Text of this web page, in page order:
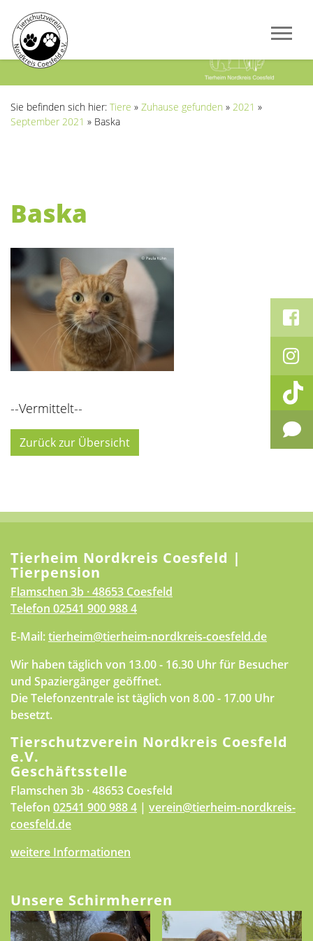
Sie befinden sich hier: Tiere » Zuhause gefunden » 2021 »
September 2021 » Baska
Baska
--Vermittelt--
Zurück zur Übersicht
Tierheim Nordkreis Coesfeld |
Tierpension
Flamschen 3b · 48653 Coesfeld
Telefon 02541 900 988 4
E-Mail:tierheim@tierheim-nordkreis-coesfeld.de
Wir haben täglich von 13.00 - 16.30 Uhr für Besucher
und Spaziergänger geöffnet.
Die Telefonzentrale ist täglich von 8.00 - 17.00 Uhr
besetzt.
Tierschutzverein Nordkreis Coesfeld
e.V.
Geschäftsstelle
Flamschen 3b · 48653 Coesfeld
Telefon 02541 900 988 4 | verein@tierheim-nordkreis-
coesfeld.de
weitere Informationen
Unsere Schirmherren